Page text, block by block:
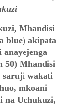
Mhandisi
blue) akipata
50) Mhandisi
saruji wakati
mkoani
na Uchukuzi,